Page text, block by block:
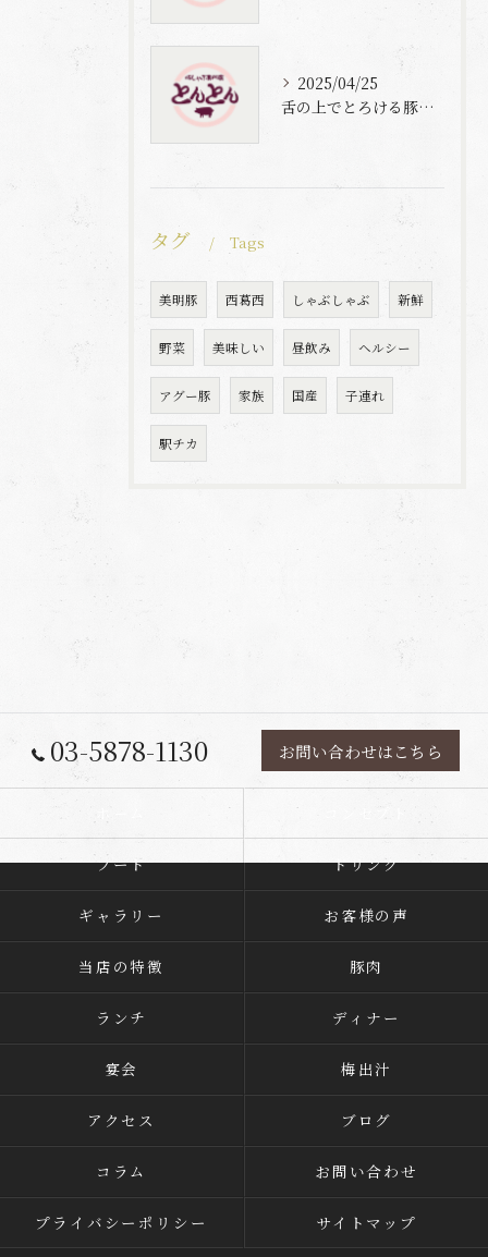
2025/04/25
舌の上でとろける豚肉と自家製梅出汁の魅力
タグ Tags
美明豚 西葛西 しゃぶしゃぶ 新鮮
野菜 美味しい 昼飲み ヘルシー
アグー豚 家族 国産 子連れ
駅チカ
03-5878-1130 お問い合わせはこちら
コンセプト
フード ドリンク
ギャラリー お客様の声
当店の特徴 豚肉
ランチ ディナー
宴会 梅出汁
アクセス ブログ
コラム お問い合わせ
プライバシーポリシー サイトマップ